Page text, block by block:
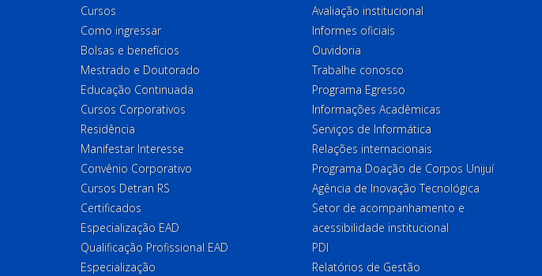
Cursos
Como ingressar
Bolsas e benefícios
Mestrado e Doutorado
Educação Continuada
Cursos Corporativos
Residência
Manifestar Interesse
Convênio Corporativo
Cursos Detran RS
Certificados
Especialização EAD
Qualificação Profissional EAD
Especialização
Avaliação institucional
Informes oficiais
Ouvidoria
Trabalhe conosco
Programa Egresso
Informações Acadêmicas
Serviços de Informática
Relações internacionais
Programa Doação de Corpos Unijuí
Agência de Inovação Tecnológica
Setor de acompanhamento e
acessibilidade institucional
PDI
Relatórios de Gestão